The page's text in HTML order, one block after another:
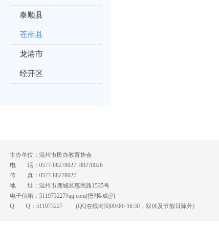
泰顺县
苍南县
龙港市
经开区
主办单位：温州市民办教育协会
电 话：0577-88278027 88278026
传 真：0577-88278027
地 址：温州市鹿城区惠民路1535号
电子信箱：511973227#qq.com(把#换成@)
Q Q： 511973227 (QQ在线时间09:00~16:30，双休及节假日除外)